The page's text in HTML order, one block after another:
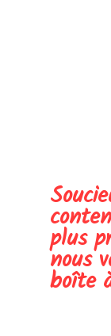
plus
nous
boîte